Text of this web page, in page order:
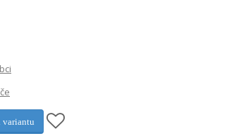
variantu